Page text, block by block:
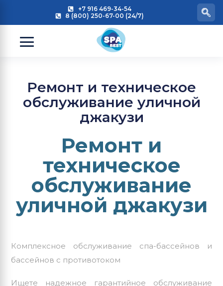
+7 916 469-34-54
8 (800) 250-67-00 (24/7)
Ремонт и техническое
обслуживание уличной
джакузи
Ремонт и
техническое
обслуживание
уличной джакузи
Комплексное обслуживание спа-бассейнов и
бассейнов с противотоком
Ищете надежное гарантийное обслуживание